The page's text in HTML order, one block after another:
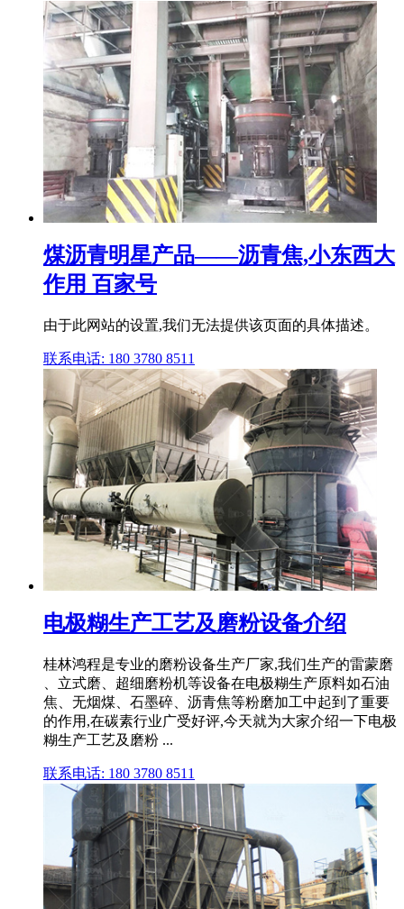
煤沥青明星产品——沥青焦,小东西大
作用 百家号
由于此网站的设置,我们无法提供该页面的具体描述。
联系电话: 180 3780 8511
电极糊生产工艺及磨粉设备介绍
桂林鸿程是专业的磨粉设备生产厂家,我们生产的雷蒙磨
、立式磨、超细磨粉机等设备在电极糊生产原料如石油
焦、无烟煤、石墨碎、沥青焦等粉磨加工中起到了重要
的作用,在碳素行业广受好评,今天就为大家介绍一下电极
糊生产工艺及磨粉 ...
联系电话: 180 3780 8511